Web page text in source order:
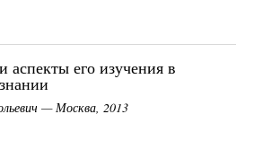
его изучения в
— Москва, 2013